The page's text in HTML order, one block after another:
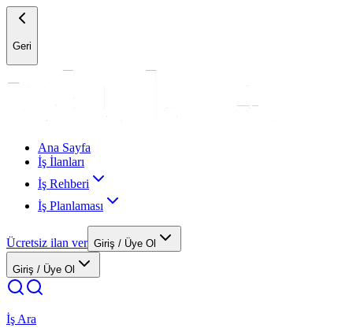
Geri
Ana Sayfa
İş İlanları
İş Rehberi
İş Planlaması
Ücretsiz ilan ver Giriş / Üye Ol
Giriş / Üye Ol
İş Ara